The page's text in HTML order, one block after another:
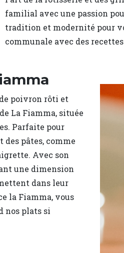
familial avec une passion
tradition et modernité pour
communale avec des
de poivron rôti et
La Fiamma, située
Parfaite pour
pâtes, comme
Avec son
une dimension
dans leur
la Fiamma, vous
nos plats si